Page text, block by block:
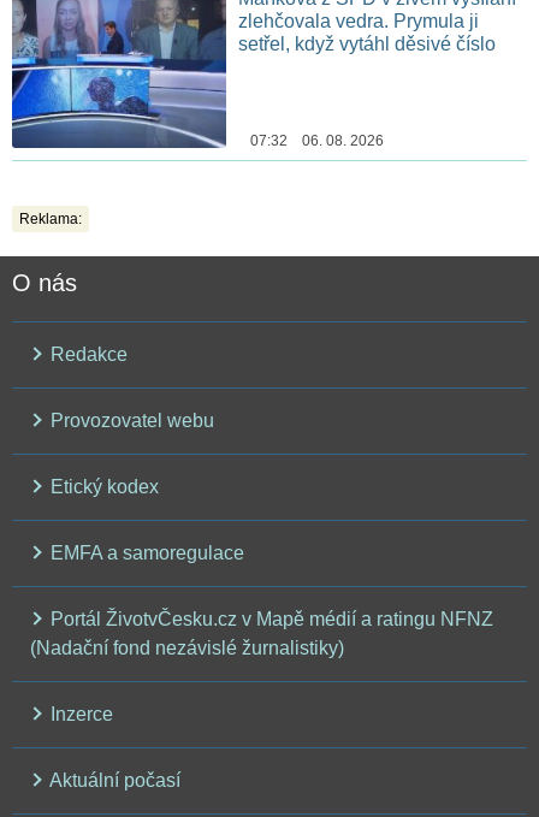
zlehčovala vedra. Prymula ji
setřel, když vytáhl děsivé číslo
07:32 06. 08. 2026
Reklama:
O nás
Redakce
Provozovatel webu
Etický kodex
EMFA a samoregulace
Portál ŽivotvČesku.cz v Mapě médií a ratingu NFNZ
(Nadační fond nezávislé žurnalistiky)
Inzerce
Aktuální počasí